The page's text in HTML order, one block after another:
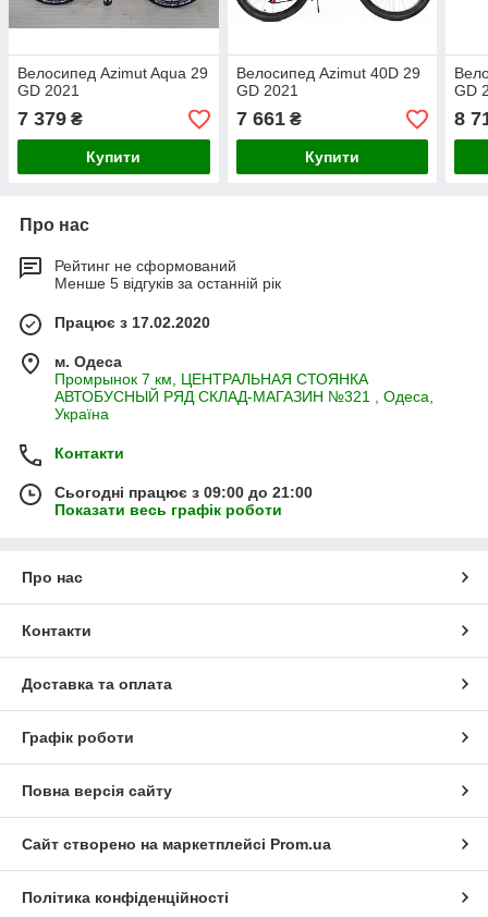
Велосипед Azimut Aqua 29
GD 2021
7 379 ₴
Купити
Велосипед Azimut 40D 29
GD 2021
7 661₴
Купити
GD
8
Про нас
Рейтинг не сформований
Менше 5 відгуків за останній рік
Працює з 17.02.2020
м. Одеса
Промрынок 7 км, ЦЕНТРАЛЬНАЯ СТОЯНКА
АВТОБУСНЫЙ РЯД СКЛАД-МАГАЗИН №321 , Одеса,
Україна
Контакти
Сьогодні працює з 09:00 до 21:00
Показати весь графік роботи
Про нас
Контакти
Доставка та оплата
Графік роботи
Повна версія сайту
Сайт створено на маркетплейсі Prom.ua
Політика конфіденційності